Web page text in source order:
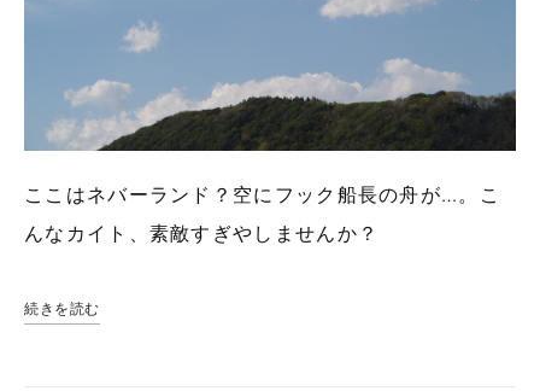
ここはネバーランド？空にフック船長の舟が…。こ
んなカイト、素敵すぎやしませんか？
続きを読む